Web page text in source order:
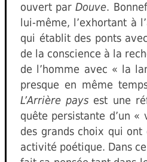
ouvert parDouve.
lui-même, l’exhortant à
qui établit des ponts
de la conscience à la
de l’homme avec « la
presque en même
L’Arrière pays est une
quête persistante d’un
des grands choix qui
activité poétique. Dans